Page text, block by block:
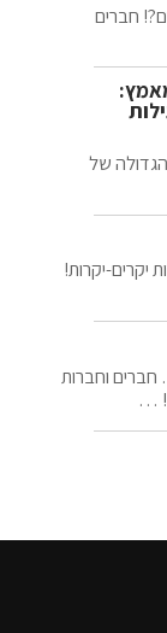
חברים
ומאמץ:
הגדולה של
וחברות יקרים-יקרות!
חברים וחברות
! …